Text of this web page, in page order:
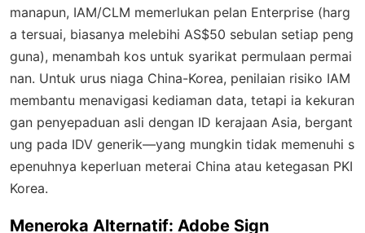
manapun, IAM/CLM memerlukan pelan Enterprise (harg
a tersuai, biasanya melebihi AS$50 sebulan setiap peng
guna), menambah kos untuk syarikat permulaan permai
nan. Untuk urus niaga China-Korea, penilaian risiko IAM
membantu menavigasi kediaman data, tetapi ia kekuran
gan penyepaduan asli dengan ID kerajaan Asia, bergant
ung pada IDV generik—yang mungkin tidak memenuhi s
epenuhnya keperluan meterai China atau ketegasan PKI
Korea.
Meneroka Alternatif: Adobe Sign